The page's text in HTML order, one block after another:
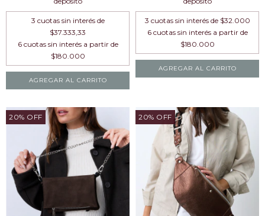
3 cuotas sin interés de
$37.333,33
AGREGAR AL CARRITO
3 cuotas sin interés de $32.000
AGREGAR AL CARRITO
20% OFF 20% OFF